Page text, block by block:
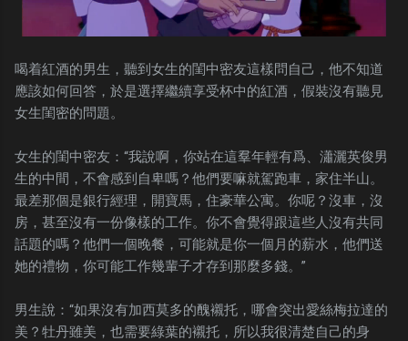
喝着紅酒的男生，聽到女生的閨中密友這樣問自己，他不知道
應該如何回答，於是選擇繼續享受杯中的紅酒，假裝沒有聽見
女生閨密的問題。
女生的閨中密友：“我說啊，你站在這羣年輕有爲、瀟灑英俊男
生的中間，不會感到自卑嗎？他們要嘛就駕跑車，家住半山。
最差那個是銀行經理，開寶馬，住豪華公寓。你呢？沒車，沒
房，甚至沒有一份像樣的工作。你不會覺得跟這些人沒有共同
話題的嗎？他們一個晚餐，可能就是你一個月的薪水，他們送
她的禮物，你可能工作幾輩子才存到那麼多錢。”
男生說：“如果沒有加西莫多的醜襯托，哪會突出愛絲梅拉達的
美？牡丹雖美，也需要綠葉的襯托，所以我很清楚自己的身